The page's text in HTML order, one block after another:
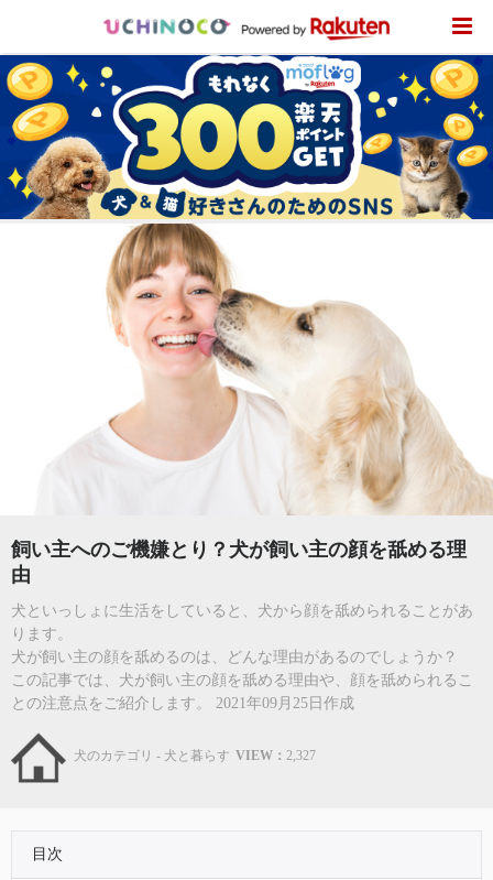
飼い主へのご機嫌とり？犬が飼い主の顔を舐める理
由
犬といっしょに生活をしていると、犬から顔を舐められることがあ
ります。
犬が飼い主の顔を舐めるのは、どんな理由があるのでしょうか？
この記事では、犬が飼い主の顔を舐める理由や、顔を舐められるこ
との注意点をご紹介します。 2021年09月25日作成
犬のカテゴリ - 犬と暮らす VIEW： 2,327
目次